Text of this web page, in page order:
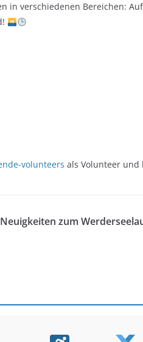
in verschiedenen Bereichen:
volunteers als Volunteer und
zum